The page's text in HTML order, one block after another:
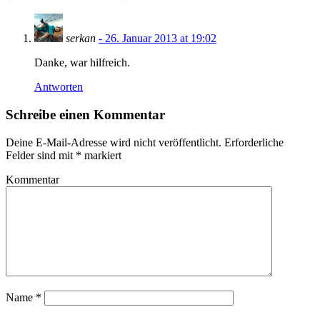
serkan - 26. Januar 2013 at 19:02
Danke, war hilfreich.
Antworten
Schreibe einen Kommentar
Deine E-Mail-Adresse wird nicht veröffentlicht. Erforderliche
Felder sind mit * markiert
Kommentar
Name *